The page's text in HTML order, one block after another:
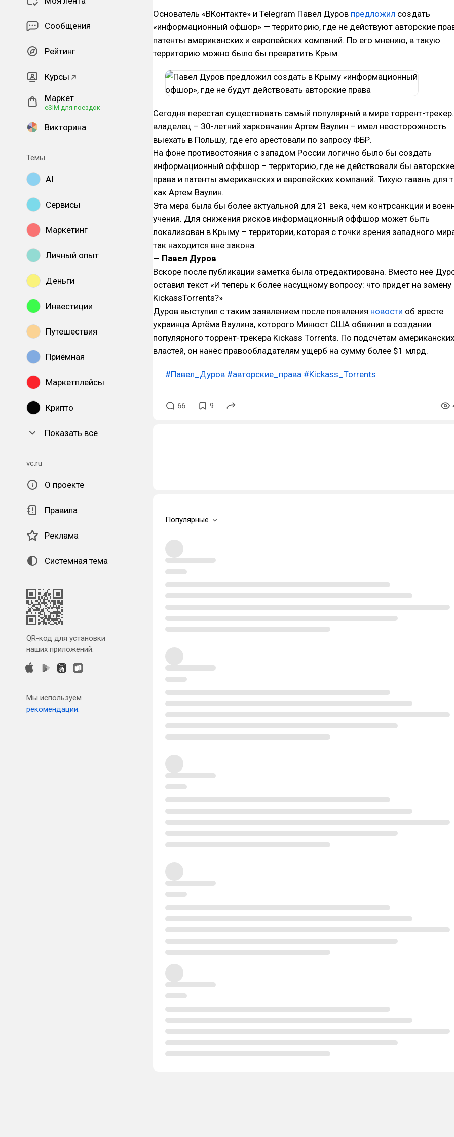
Сообщения
Рейтинг
Курсы
Маркет
eSIM для поездок
Викторина
Темы
AI
Сервисы
Маркетинг
Личный опыт
Деньги
Инвестиции
Путешествия
Приёмная
Маркетплейсы
Крипто
Показать все
vc.ru
О проекте
Правила
Реклама
Системная тема
QR-код для установки
наших приложений.
Мы используем
рекомендации.
Основатель «ВКонтакте» и Telegram Павел Дуров предложил создать
«информационный офшор» — территорию, где не действуют авторские
патенты американских и европейских компаний. По его мнению, в такую
территорию можно было бы превратить Крым.
Сегодня перестал существовать самый популярный в мире торрент-
владелец – 30-летний харковчанин Артем Ваулин – имел неосторожность
выехать в Польшу, где его арестовали по запросу ФБР.
На фоне противостояния с западом России логично было бы создать
информационный оффшор – территорию, где не действовали бы авторские
права и патенты американских и европейских компаний. Тихую гавань для
как Артем Ваулин.
Эта мера была бы более актуальной для 21 века, чем контрсанкции и
учения. Для снижения рисков информационный оффшор может быть
локализован в Крыму – территории, которая с точки зрения западного
так находится вне закона.
— Павел Дуров
Вскоре после публикации заметка была отредактирована. Вместо неё
оставил текст «И теперь к более насущному вопросу: что придет на замену
KickassTorrents?»
Дуров выступил с таким заявлением после появления новости об аресте
украинца Артёма Ваулина, которого Минюст США обвинил в создании
популярного торрент-трекера Kickass Torrents. По подсчётам американских
властей, он нанёс правообладателям ущерб на сумму более $1 млрд.
#Павел_Дуров #авторские_права #Kickass_Torrents
66 9
Популярные